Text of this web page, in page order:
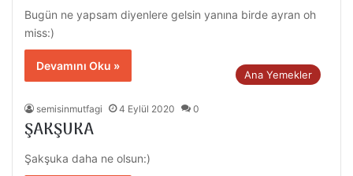
Bugün ne yapsam diyenlere gelsin yanına birde ayran oh
miss:)
Devamını Oku »
Ana Yemekler
semisinmutfagi 4 Eylül 2020 0
ŞAKŞUKA
Şakşuka daha ne olsun:)